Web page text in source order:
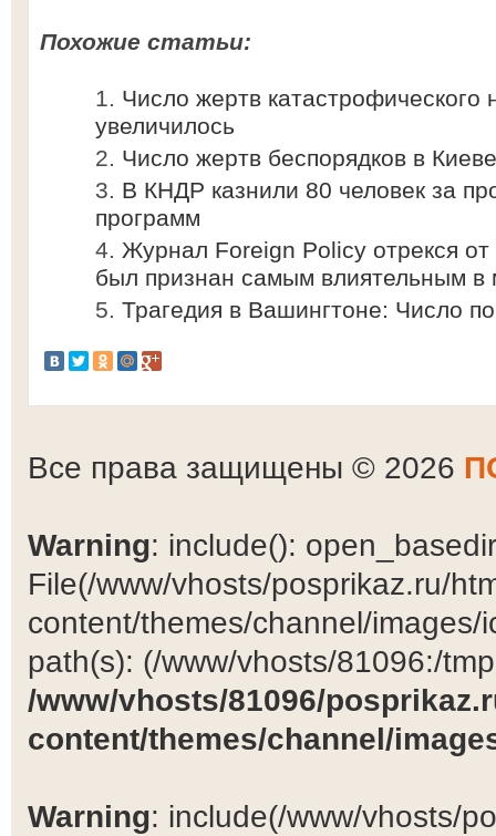
Похожие статьи:
Число жертв катастрофического
увеличилось
Число жертв беспорядков в
В КНДР казнили 80 человек за
программ
Журнал Foreign Policy отрекся
был признан самым влиятельным в
Трагедия в Вашингтоне: Число
Все права защищены © 2026
Warning: include():
File(/www/vhosts/posprikaz.ru/
content/themes/channel/
path(s): (/www/vhosts/81096:/
/www/vhosts/81096/
content/themes/channel/
Warning: include(/www/vhosts/